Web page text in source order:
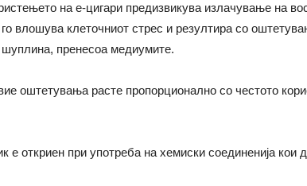
на е-цигари предизвикува излачување на
влошува клеточниот стрес и резултира со
пренесоа медиумите.
оштетувања расте пропорционално со честото
е откриен при употреба на хемиски соединенија кои